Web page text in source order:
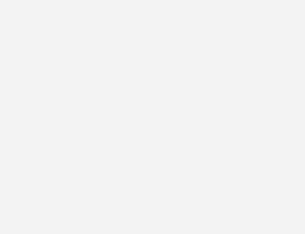
erreicht werden.
Regelung (MPC-Regelung) wird
Energy Research Centers in Aachen,
(7222 m
entwickelt und erprobt (
die thermisch oft hochbelasteten Räume
aus einer 250-kW
und einem Gas-Brennwertheizkessel zur